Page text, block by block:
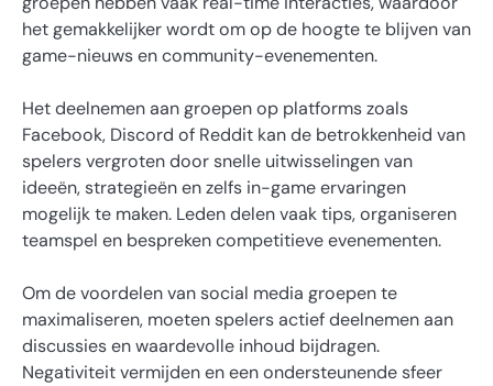
het gemakkelijker wordt om op de hoogte te blijven van
game-nieuws en community-evenementen.
Het deelnemen aan groepen op platforms zoals
Facebook, Discord of Reddit kan de betrokkenheid van
spelers vergroten door snelle uitwisselingen van
ideeën, strategieën en zelfs in-game ervaringen
mogelijk te maken. Leden delen vaak tips, organiseren
teamspel en bespreken competitieve evenementen.
Om de voordelen van social media groepen te
maximaliseren, moeten spelers actief deelnemen aan
discussies en waardevolle inhoud bijdragen.
Negativiteit vermijden en een ondersteunende sfeer